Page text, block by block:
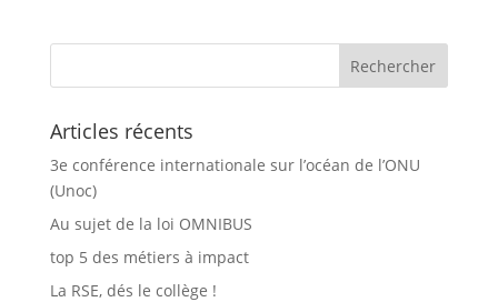
Articles récents
3e conférence internationale sur l’océan de l’ONU
(Unoc)
Au sujet de la loi OMNIBUS
top 5 des métiers à impact
La RSE, dés le collège !